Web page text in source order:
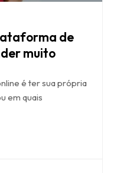
de
muito
é ter sua própria
em quais